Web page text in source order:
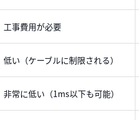
工事費用が必要
低い（ケーブルに制限される）
非常に低い（1ms以下も可能）